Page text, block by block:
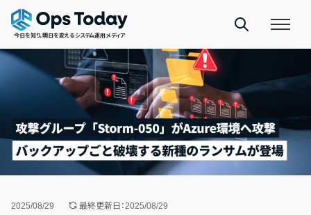
今日を知り、明日を変えるシステム運用メディア
2025/08/29 最終更新日：2025/08/29